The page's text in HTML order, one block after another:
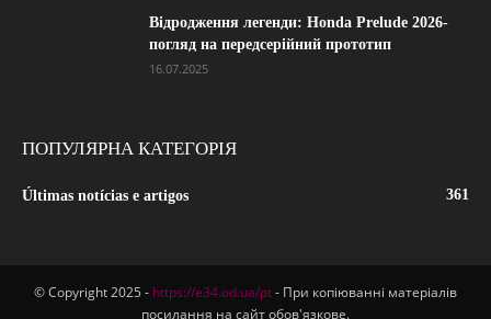
Відродження легенди: Honda Prelude 2026-
погляд на передсерійний прототип
16.07.2025
ПОПУЛЯРНА КАТЕГОРІЯ
Últimas notícias e artigos 361
© Copyright 2025 - https://e34.od.ua/pt- При копіюванні матеріалів
посилання на сайт обов'язкове.